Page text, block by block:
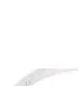
Yüksek